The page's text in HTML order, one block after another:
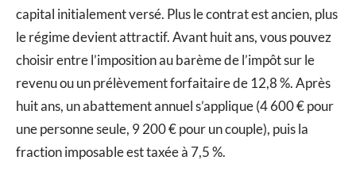
capital initialement versé. Plus le contrat est ancien, plus
le régime devient attractif. Avant huit ans, vous pouvez
choisir entre l’imposition au barème de l’impôt sur le
revenu ou un prélèvement forfaitaire de 12,8 %. Après
huit ans, un abattement annuel s’applique (4 600 € pour
une personne seule, 9 200 € pour un couple), puis la
fraction imposable est taxée à 7,5 %.